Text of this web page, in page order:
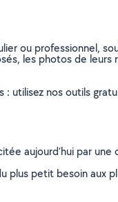
ou professionnel,
les photos de leurs
: utilisez nos outils
aujourd’hui par
plus petit besoin aux